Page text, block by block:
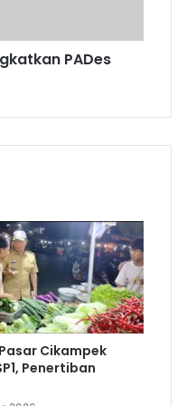
PADes
Cikampek
Penertiban